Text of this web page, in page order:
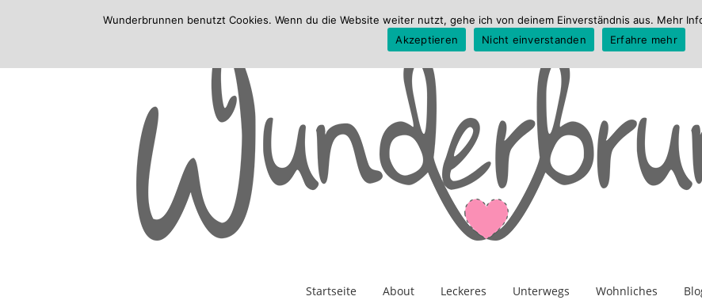
Startseite About Leckeres Unterwegs Wohnliches
Wunderbrunnen benutzt Cookies. Wenn du die Website weiter nutzt, gehe ich von deinem Einverständnis aus. Mehr
Akzeptieren
Nicht einverstanden Erfahre mehr